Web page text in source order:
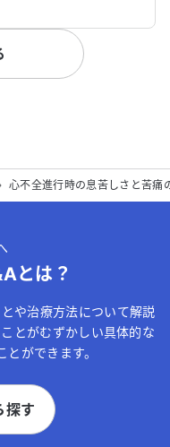
心不全進行時の息苦しさと苦痛
とは？
や治療方法について解説
とがむずかしい具体的な
ができます。
探す